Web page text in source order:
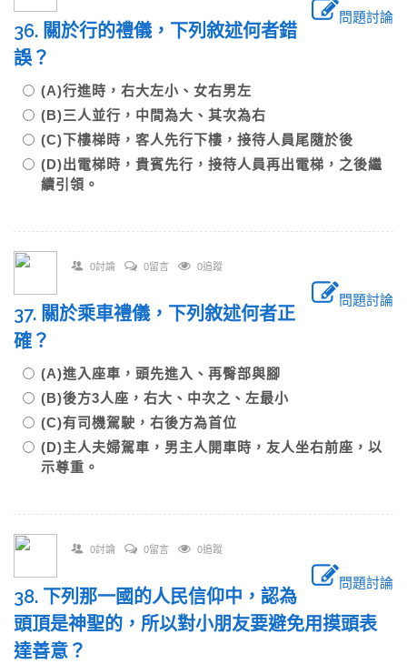
問題討論
36. 關於行的禮儀，下列敘述何者錯
誤？
(A)行進時，右大左小、女右男左
(B)三人並行，中間為大、其次為右
(C)下樓梯時，客人先行下樓，接待人員尾隨於後
(D)出電梯時，貴賓先行，接待人員再出電梯，之後繼
續引領。
0討論 0留言 0追蹤
問題討論
37. 關於乘車禮儀，下列敘述何者正
確？
(A)進入座車，頭先進入、再臀部與腳
(B)後方3人座，右大、中次之、左最小
(C)有司機駕駛，右後方為首位
(D)主人夫婦駕車，男主人開車時，友人坐右前座，以
示尊重。
0討論 0留言 0追蹤
問題討論
38. 下列那一國的人民信仰中，認為
頭頂是神聖的，所以對小朋友要避免用摸頭表
達善意？